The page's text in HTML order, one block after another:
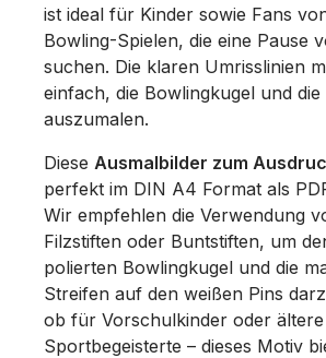
ist ideal für Kinder sowie Fans
Bowling-Spielen, die eine Pause
suchen. Die klaren Umrisslinien
einfach, die Bowlingkugel und
auszumalen.
Diese Ausmalbilder zum
perfekt im DIN A4 Format als
Wir empfehlen die Verwendung
Filzstiften oder Buntstiften, um
polierten Bowlingkugel und die
Streifen auf den weißen Pins
ob für Vorschulkinder oder ältere
Sportbegeisterte – dieses Motiv